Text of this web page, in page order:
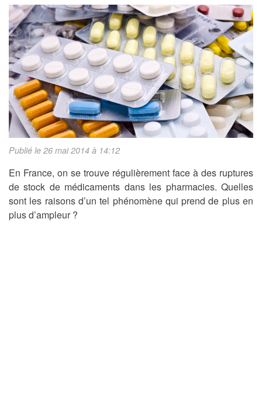
Publié le 26 mai 2014 à 14:12
En France, on se trouve régulièrement face à des ruptures
de stock de médicaments dans les pharmacies. Quelles
sont les raisons d’un tel phénomène qui prend de plus en
plus d’ampleur ?